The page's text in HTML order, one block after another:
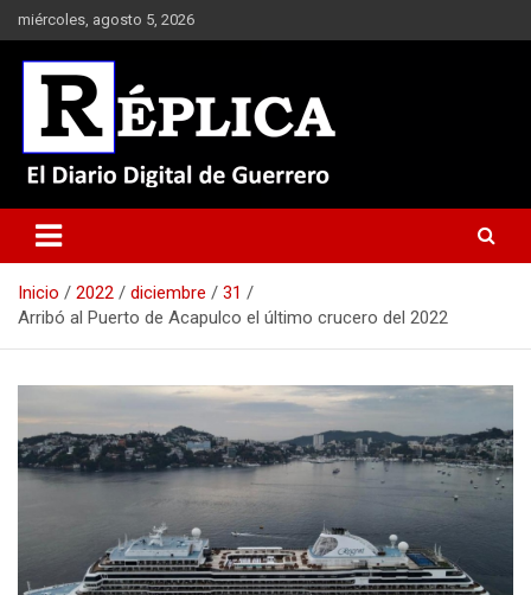
Saltar
al
contenido
miércoles, agosto 5, 2026
Réplica
Inicio 2022 diciembre
31
Arribó al Puerto de Acapulco el último crucero del 2022